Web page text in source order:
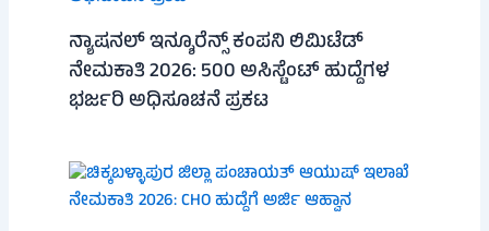
ನ್ಯಾಷನಲ್ ಇನ್ಶೂರೆನ್ಸ್ ಕಂಪನಿ ಲಿಮಿಟೆಡ್
ನೇಮಕಾತಿ 2026: 500 ಅಸಿಸ್ಟೆಂಟ್ ಹುದ್ದೆಗಳ
ಭರ್ಜರಿ ಅಧಿಸೂಚನೆ ಪ್ರಕಟ